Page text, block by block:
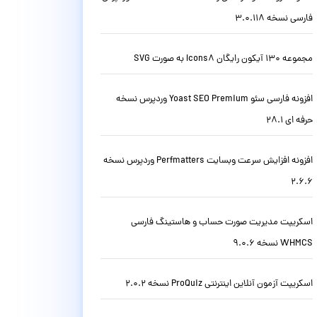
فارسی نسخه 3.0.118
مجموعه 130 آیکون رایگان Icons8 به صورت SVG
افزونه فارسی سئو Yoast SEO Premium وردپرس نسخه
حرفه ای 28.1
افزونه افزایش سرعت وبسایت Perfmatters وردپرس نسخه
2.6.6
اسکریپت مدیریت صورت حساب و هاستینگ فارسی
WHMCS نسخه 9.0.6
اسکریپت آزمون آنلاین اینترنتی ProQuiz نسخه 2.0.2